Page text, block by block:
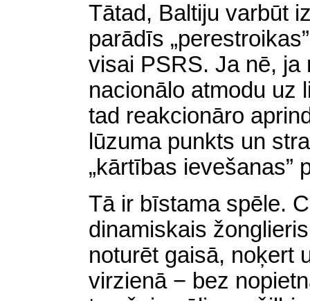
Tātad, Baltiju varbūt
parādīs
visai PSRS. Ja nē, ja
nacionālo atmodu uz
tad reakcionāro
lūzuma punkts un
„kārtības ievešanas”
Tā ir bīstama spēle.
dinamiskais
noturēt gaisā, noķert
virzienā − bez